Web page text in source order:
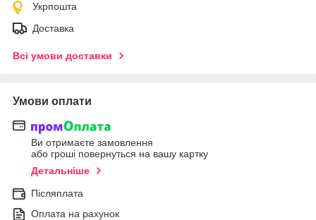
Укрпошта
Доставка
Всі умови доставки
Умови оплати
Ви отримаєте замовлення
або гроші повернуться на вашу картку
Детальніше
Післяплата
Оплата на рахунок